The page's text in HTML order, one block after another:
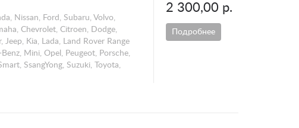
Nissan, Ford, Subaru, Volvo,
Chevrolet, Citroen, Dodge,
Kia, Lada, Land Rover Range
Mini, Opel, Peugeot, Porsche,
SsangYong, Suzuki, Toyota,
2 300,00 р.
Подробнее